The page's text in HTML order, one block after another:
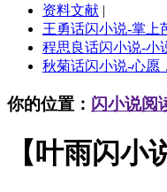
资料文献 |
王勇话闪小说-掌上
程思良话闪小说-小
秋菊话闪小说-心愿
你的位置： 闪小说阅
【叶雨闪